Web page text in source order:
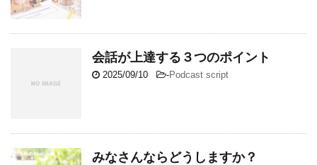
会話が上達する３つのポイント
2025/09/10 -Podcast script
みなさんならどうしますか？